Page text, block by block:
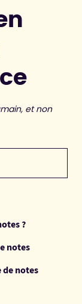
et non
?
notes
de notes